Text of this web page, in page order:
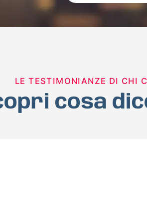
LE TESTIMONIANZE DI CHI
cosa